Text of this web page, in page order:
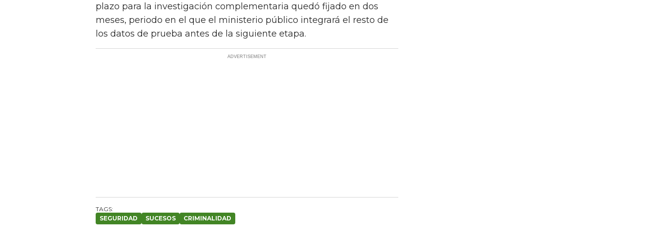
plazo para la investigación complementaria quedó fijado en dos
meses, periodo en el que el ministerio público integrará el resto de
los datos de prueba antes de la siguiente etapa.
SEGURIDAD SUCESOS CRIMINALIDAD